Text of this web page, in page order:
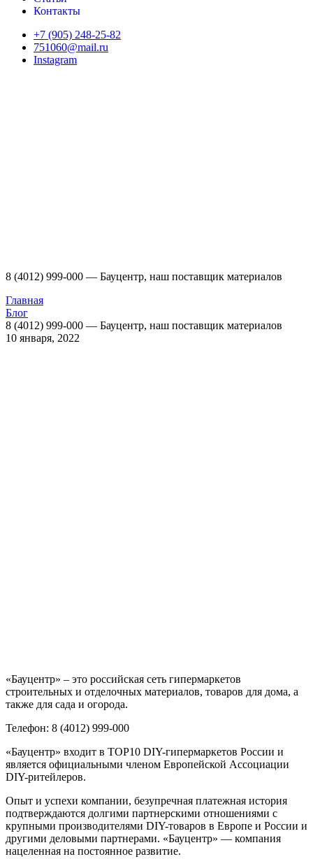
Контакты
+7 (905) 248-25-82
751060@mail.ru
Instagram
8 (4012) 999-000 — Бауцентр, наш поставщик материалов
Главная
Блог
8 (4012) 999-000 — Бауцентр, наш поставщик материалов
10 января, 2022
«Бауцентр» – это российская сеть гипермаркетов
строительных и отделочных материалов, товаров для дома, а
также для сада и огорода.
Телефон: 8 (4012) 999-000
«Бауцентр» входит в TOP10 DIY-гипермаркетов России и
является официальными членом Европейской Ассоциации
DIY-ритейлеров.
Опыт и успехи компании, безупречная платежная история
подтверждаются долгими партнерскими отношениями с
крупными производителями DIY-товаров в Европе и России и
другими деловыми партнерами. «Бауцентр» — компания
нацеленная на постоянное развитие.